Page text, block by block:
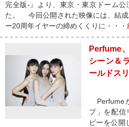
完全版-』より、東京・東京ドーム
た。 今回公開された映像には、結成
ー20周年イヤーの締めくくりに・・・
Perfume
シーン＆
ールドス
Perfume
プ」を配信
ビーを公